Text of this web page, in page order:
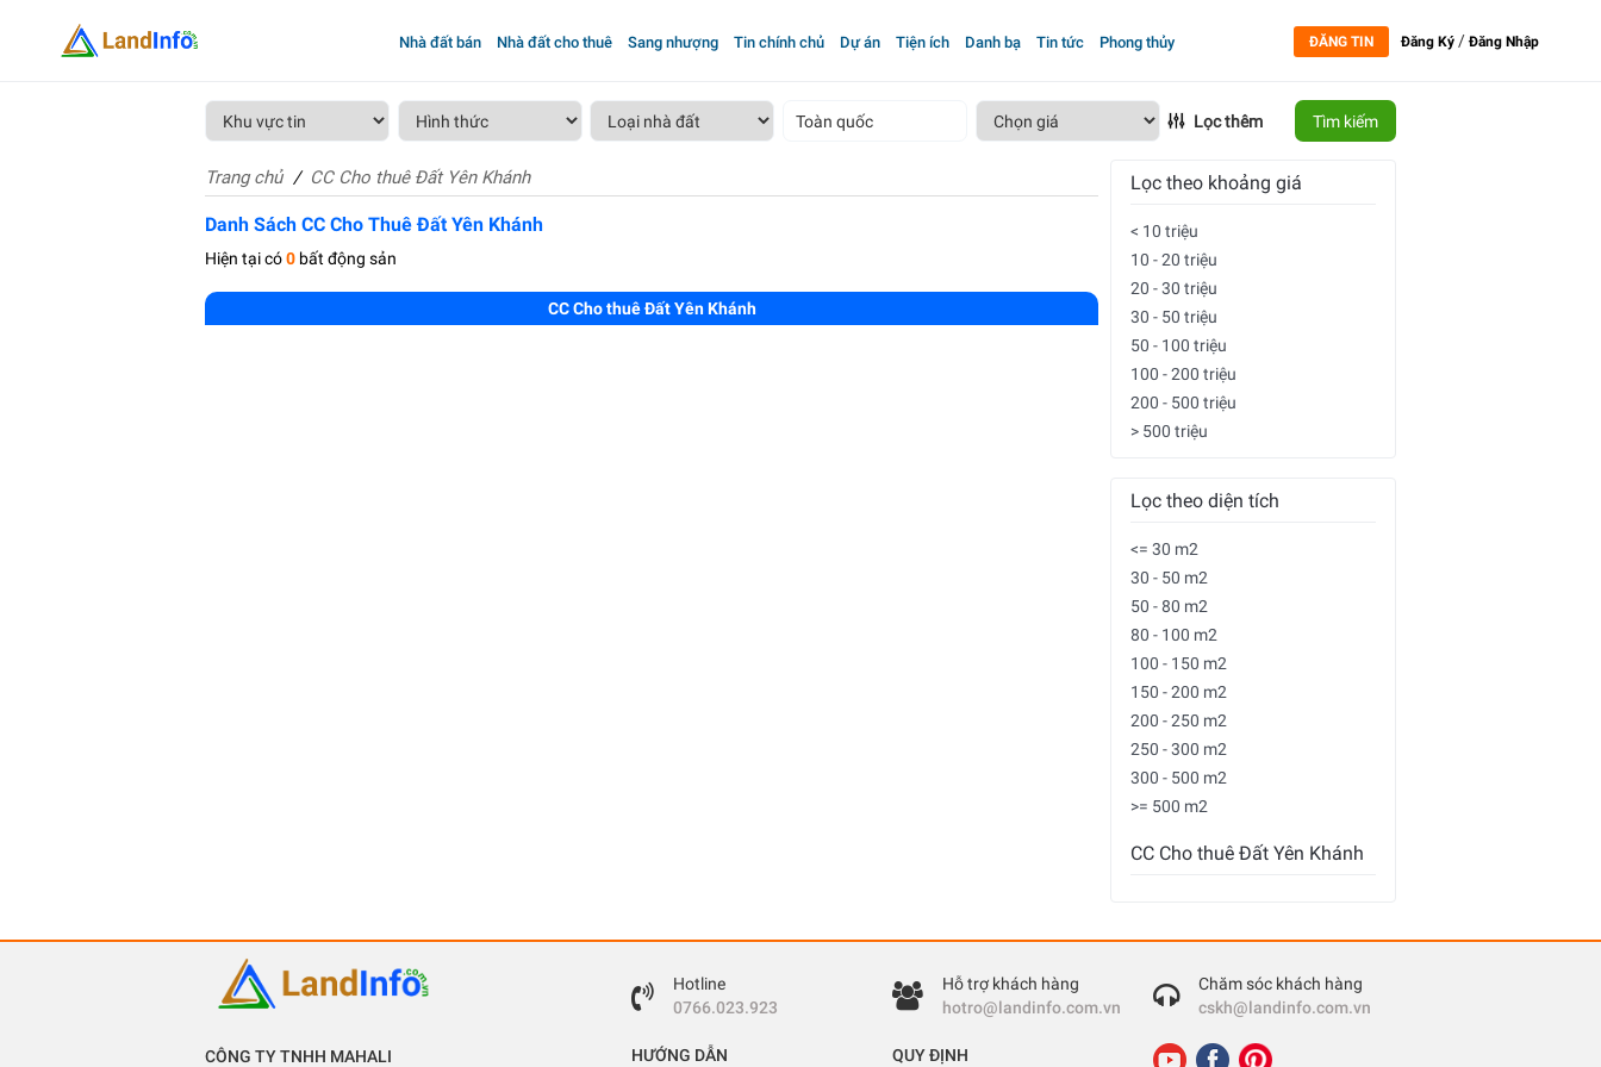
Nhà đất bán Nhà đất cho thuê Sang nhượng Tin chính chủ Dự án Tiện ích Danh bạ Tin tức Phong thủy ĐĂNG TIN Đăng Ký /Đăng Nhập
Toàn quốc Lọc thêm Tìm kiếm
Trang chủ CC Cho thuê Đất Yên Khánh
Danh Sách CC Cho Thuê Đất Yên Khánh
Hiện tại có0 bất động sản
CC Cho thuê Đất Yên Khánh
Lọc theo khoảng giá
< 10 triệu
10 - 20 triệu
20 - 30 triệu
30 - 50 triệu
50 - 100 triệu
100 - 200 triệu
200 - 500 triệu
> 500 triệu
Lọc theo diện tích
<= 30 m2
30 - 50 m2
50 - 80 m2
80 - 100 m2
100 - 150 m2
150 - 200 m2
200 - 250 m2
250 - 300 m2
300 - 500 m2
>= 500 m2
CC Cho thuê Đất Yên Khánh
CÔNG TY TNHH MAHALI
Hotline
0766.023.923
Hỗ trợ khách hàng
hotro@landinfo.com.vn
Chăm sóc khách hàng
cskh@landinfo.com.vn
HƯỚNG DẪN QUY ĐỊNH